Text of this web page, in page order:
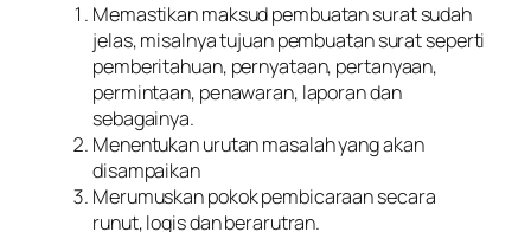
Memastikan maksud pembuatan surat sudah
jelas, misalnya tujuan pembuatan surat seperti
pemberitahuan, pernyataan, pertanyaan,
permintaan, penawaran, laporan dan
sebagainya.
Menentukan urutan masalah yang akan
disampaikan
Merumuskan pokok pembicaraan secara
runut, logis dan berarutran.